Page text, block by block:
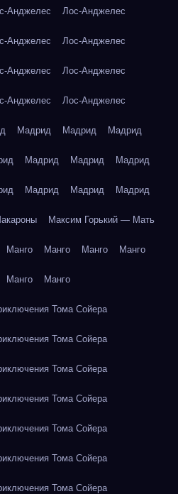
Анджелес Лос-Анджелес
Анджелес Лос-Анджелес
Анджелес Лос-Анджелес
Анджелес Лос-Анджелес
Мадрид Мадрид Мадрид
Мадрид Мадрид Мадрид
Мадрид Мадрид Мадрид
Максим Горький — Мать
Манго Манго Манго Манго
Манго Манго
Тома Сойера
Тома Сойера
Тома Сойера
Тома Сойера
Тома Сойера
Тома Сойера
Тома Сойера